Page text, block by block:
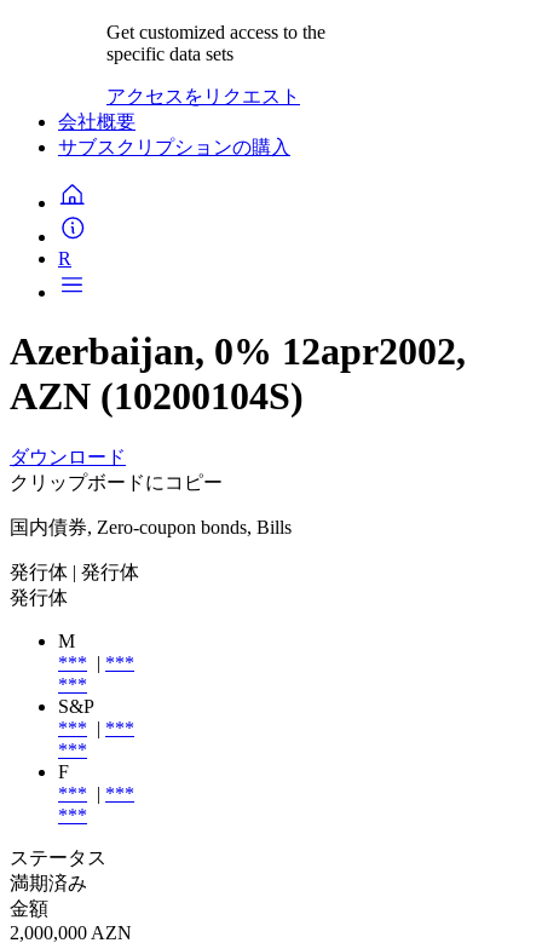
Get customized access to the
specific data sets
アクセスをリクエスト
会社概要
サブスクリプションの購入
R
Azerbaijan, 0% 12apr2002,
AZN (10200104S)
ダウンロード
クリップボードにコピー
国内債券, Zero-coupon bonds, Bills
発行体 | 発行体
発行体
M
*** | ***
***
S&P
*** | ***
***
F
*** | ***
***
ステータス
満期済み
金額
2,000,000 AZN